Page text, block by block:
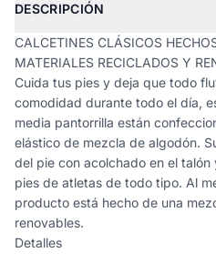
DESCRIPCIÓN
CALCETINES CLÁSICOS
MATERIALES RECICLADOS Y
Cuida tus pies y deja que todo
comodidad durante todo el día,
media pantorrilla están
elástico de mezcla de algodón.
del pie con acolchado en el
pies de atletas de todo tipo. Al
producto está hecho de una
renovables.
Detalles